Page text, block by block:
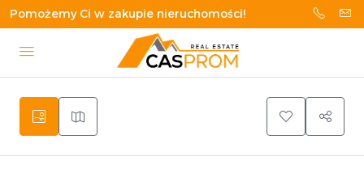
Pomożemy Ci w zakupie nieruchomości!